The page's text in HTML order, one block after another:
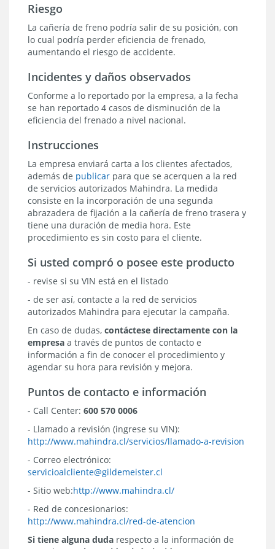
Riesgo
La cañería de freno podría salir de su posición, con
lo cual podría perder eficiencia de frenado,
aumentando el riesgo de accidente.
Incidentes y daños observados
Conforme a lo reportado por la empresa, a la fecha
se han reportado 4 casos de disminución de la
eficiencia del frenado a nivel nacional.
Instrucciones
La empresa enviará carta a los clientes afectados,
además de publicar para que se acerquen a la red
de servicios autorizados Mahindra. La medida
consiste en la incorporación de una segunda
abrazadera de fijación a la cañería de freno trasera y
tiene una duración de media hora. Este
procedimiento es sin costo para el cliente.
Si usted compró o posee este producto
- revise si su VIN está en el listado
- de ser así, contacte a la red de servicios
autorizados Mahindra para ejecutar la campaña.
En caso de dudas, contáctese directamente con la
empresa a través de puntos de contacto e
información a fin de conocer el procedimiento y
agendar su hora para revisión y mejora.
Puntos de contacto e información
- Call Center: 600 570 0006
- Llamado a revisión (ingrese su VIN):
http://www.mahindra.cl/servicios/llamado-a-revision
- Correo electrónico:
servicioalcliente@gildemeister.cl
- Sitio web:http://www.mahindra.cl/
- Red de concesionarios:
http://www.mahindra.cl/red-de-atencion
Si tiene alguna duda respecto a la información de